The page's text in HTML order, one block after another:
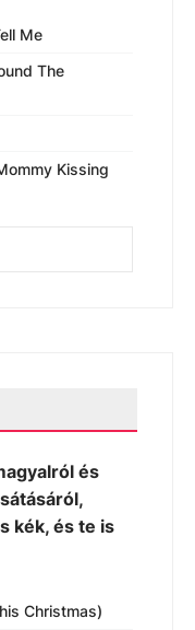
Me
The
Kissing
és
kék, és te is
Christmas)